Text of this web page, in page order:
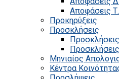
Αποφάσεις
Προκηρύξεις
Προσκλήσεις
Μηνιαίος
Κέντρα